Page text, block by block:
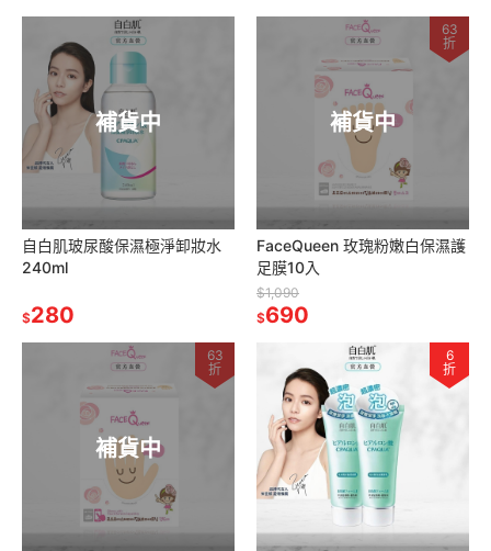
補貨中
自白肌玻尿酸保濕極淨卸妝水
240ml
$280
補貨中
63
折
FaceQueen 玫瑰粉嫩白保濕護
足膜10入
$1,090
$690
補貨中
63
折
6
折